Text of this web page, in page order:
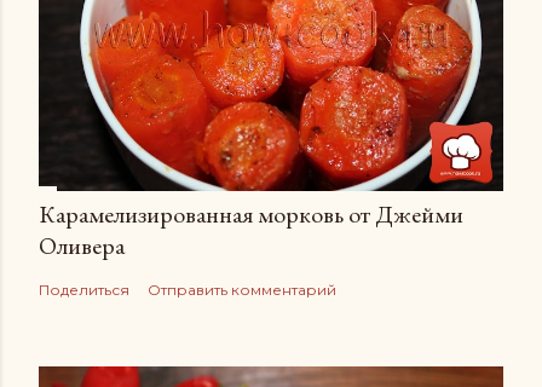
Карамелизированная морковь от Джейми
Оливера
Поделиться Отправить комментарий